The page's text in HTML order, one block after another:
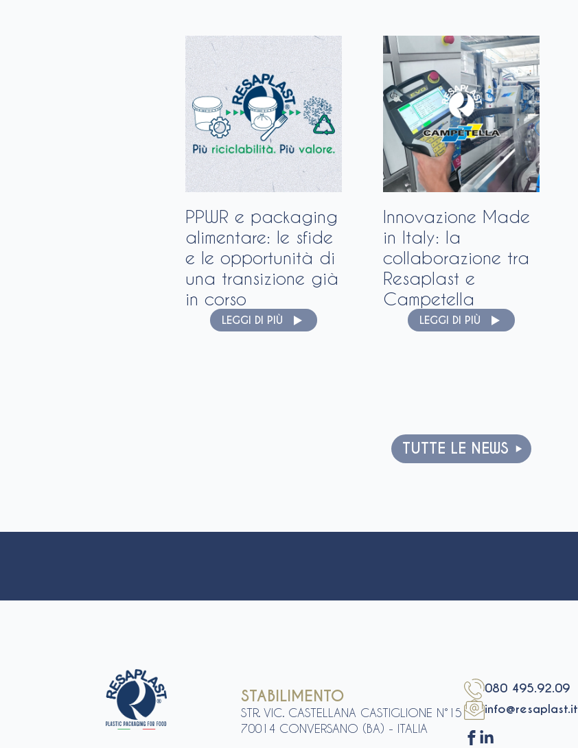
PPWR e packaging
alimentare: le sfide
e le opportunità di
una transizione già
in corso
LEGGI DI PIÙ
Innovazione Made
in Italy: la
collaborazione tra
Resaplast e
Campetella
LEGGI DI PIÙ
TUTTE LE NEWS
STABILIMENTO
STR. VIC. CASTELLANA CASTIGLIONE N°15
70014 CONVERSANO (BA) - ITALIA
080 495.92.09
info@resaplast.it